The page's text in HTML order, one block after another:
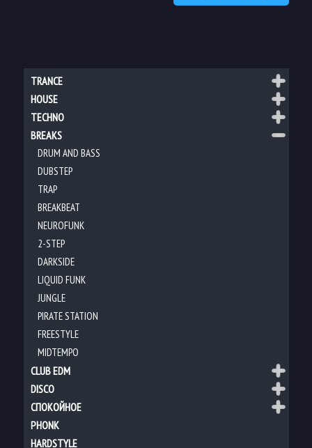
TRANCE
HOUSE
TECHNO
BREAKS
DRUM AND BASS
DUBSTEP
TRAP
BREAKBEAT
NEUROFUNK
2-STEP
DARKSIDE
LIQUID FUNK
JUNGLE
PIRATE STATION
FREESTYLE
MIDTEMPO
CLUB EDM
DISCO
СПОКОЙНОЕ
PHONK
HARDSTYLE